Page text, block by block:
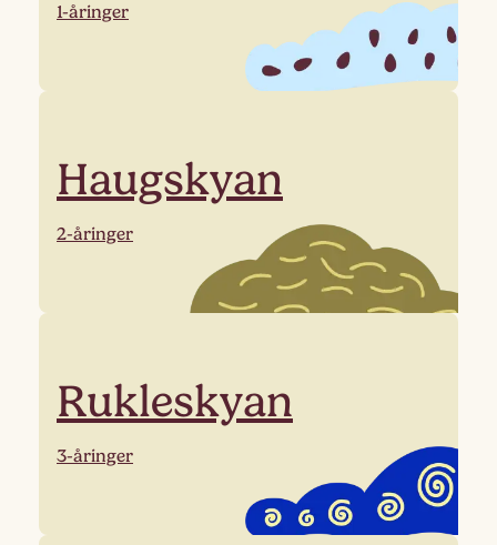
1-åringer
Haugskyan
2-åringer
Rukleskyan
3-åringer